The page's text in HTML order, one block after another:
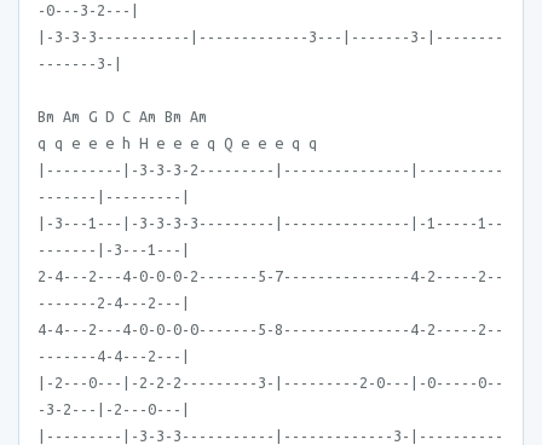
-0---3-2---|
|-3-3-3-----------|-------------3---|-------3-|--------
-------3-|
Bm Am G D C Am Bm Am
q q e e e h H e e e q Q e e e q q
|---------|-3-3-3-2---------|---------------|----------
-------|---------|
|-3---1---|-3-3-3-3---------|---------------|-1-----1--
-------|-3---1---|
2-4---2---4-0-0-0-2-------5-7---------------4-2-----2--
-------2-4---2---|
4-4---2---4-0-0-0-0-------5-8---------------4-2-----2--
-------4-4---2---|
|-2---0---|-2-2-2---------3-|---------2-0---|-0-----0--
-3-2---|-2---0---|
|---------|-3-3-3-----------|-------------3-|----------